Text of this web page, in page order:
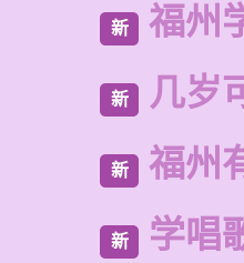
新 福州
新 几岁
新 福州
新 学唱